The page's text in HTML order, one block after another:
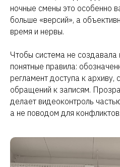
ночные смены это особенно
больше «версий», а
время и нервы.
Чтобы система не
понятные правила:
регламент доступа к архиву,
обращений к записям.
делает видеоконтроль
а не поводом для конфликтов.